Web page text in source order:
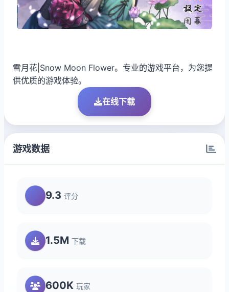
雪月花|Snow Moon Flower。专业的游戏平台，为您提
供优质的游戏体验。
在线下载
游戏数据
9.3 评分
1.5M 下载
600K 玩家